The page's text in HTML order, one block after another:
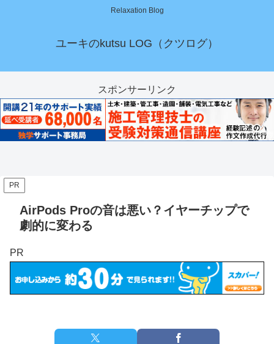
Relaxation Blog
ユーキのkutsu LOG（クツログ）
スポンサーリンク
PR
AirPods Proの音は悪い？イヤーチップで
劇的に変わる
PR